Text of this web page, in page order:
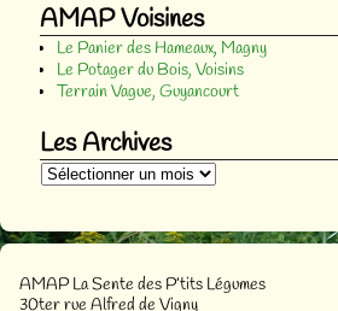
AMAP Voisines
Le Panier des Hameaux, Magny
Le Potager du Bois, Voisins
Terrain Vague, Guyancourt
Les Archives
AMAP La Sente des P’tits Légumes
30ter rue Alfred de Vigny